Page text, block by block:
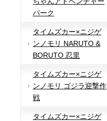
パーク
タイムズカー×ニジゲ
ンノモリ NARUTO &
BORUTO 忍里
タイムズカー×ニジゲ
ンノモリ ゴジラ迎撃作
戦
タイムズカー×ニジゲ